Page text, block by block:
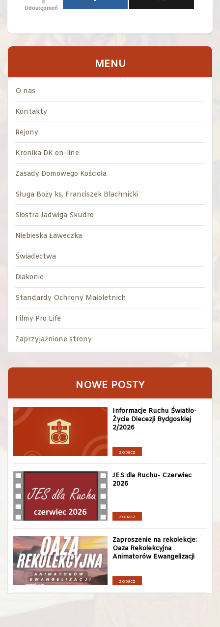
Udostępnień
MENU
O nas
Kontakty
Rejony
Kronika DK on-line
Zasady Domowego Kościoła
Sługa Boży ks. Franciszek Blachnicki
Siostra Jadwiga Skudro
Niebieska Ławeczka
Świadectwa
Diakonie
Standardy Ochrony Małoletnich
Filmy Pro Life
Zaprzyjaźnione strony
NOWE POSTY
Informacje Ruchu Światło-
Życie Diecezji Bydgoskiej
2/2026
zobacz
JES dla Ruchu- Czerwiec
2026
zobacz
Zaproszenie na rekolekcje:
Oaza Rekolekcyjna
Animatorów Ewangelizacji
zobacz